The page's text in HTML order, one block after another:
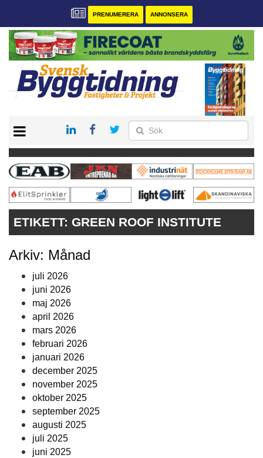
PRENUMERERA ANNONSERA
PRENUMERERA
VÅRA ANDRA MAGASIN
ANNONSERA
KONTAKT
ETIKETT: GREEN ROOF INSTITUTE
Arkiv: Månad
juli 2026
juni 2026
maj 2026
april 2026
mars 2026
februari 2026
januari 2026
december 2025
november 2025
oktober 2025
september 2025
augusti 2025
juli 2025
juni 2025